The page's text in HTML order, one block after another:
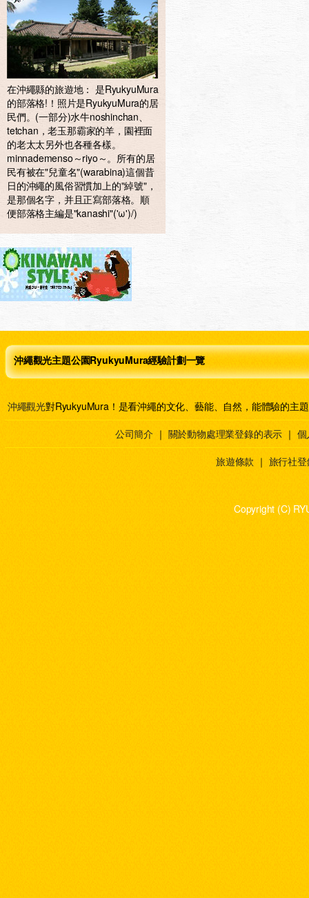
在沖繩縣的旅遊地： 是RyukyuMura
的部落格!！照片是RyukyuMura的居
民們。(一部分)水牛noshinchan、
tetchan，老玉那霸家的羊，園裡面
的老太太另外也各種各樣。
minnademenso～riyo～。所有的居
民有被在"兒童名"(warabina)這個昔
日的沖繩的風俗習慣加上的"綽號"，
是那個名字，并且正寫部落格。順
便部落格主編是"kanashi"('ω')/)
沖繩觀光主題公園RyukyuMura經驗計劃一覽
沖繩觀光對RyukyuMura！是看沖繩的文化、藝能、自然，能體驗的主
公司簡介 ｜ 關於動物處理業登錄的表示 ｜
旅遊條款 ｜ 旅行社
Copyright (C)